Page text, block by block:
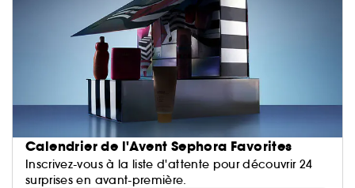
Calendrier de l'Avent Sephora Favorites
Inscrivez-vous à la liste d'attente pour découvrir 24
surprises en avant-première.